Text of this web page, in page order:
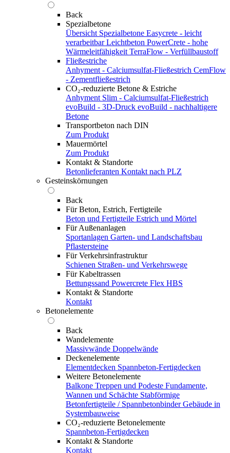
Back
Spezialbetone
Übersicht Spezialbetone Easycrete - leicht
verarbeitbar Leichtbeton PowerCrete - hohe
Wärmeleitfähigkeit TerraFlow - Verfüllbaustoff
Fließestriche
Anhyment - Calciumsulfat-Fließestrich CemFlow
- Zementfließestrich
CO₂-reduzierte Betone & Estriche
Anhyment Slim - Calciumsulfat-Fließestrich
evoBuild - 3D-Druck evoBuild - nachhaltigere
Betone
Transportbeton nach DIN
Zum Produkt
Mauermörtel
Zum Produkt
Kontakt & Standorte
Betonlieferanten Kontakt nach PLZ
Gesteinskörnungen
Back
Für Beton, Estrich, Fertigteile
Beton und Fertigteile Estrich und Mörtel
Für Außenanlagen
Sportanlagen Garten- und Landschaftsbau
Pflastersteine
Für Verkehrsinfrastruktur
Schienen Straßen- und Verkehrswege
Für Kabeltrassen
Bettungssand Powercrete Flex HBS
Kontakt & Standorte
Kontakt
Betonelemente
Back
Wandelemente
Massivwände Doppelwände
Deckenelemente
Elementdecken Spannbeton-Fertigdecken
Weitere Betonelemente
Balkone Treppen und Podeste Fundamente,
Wannen und Schächte Stabförmige
Betonfertigteile / Spannbetonbinder Gebäude in
Systembauweise
CO₂-reduzierte Betonelemente
Spannbeton-Fertigdecken
Kontakt & Standorte
Kontakt